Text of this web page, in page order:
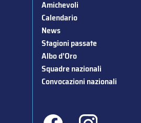
Amichevoli
Calendario
News
Stagioni passate
Albo d’Oro
Squadre nazionali
Convocazioni nazionali